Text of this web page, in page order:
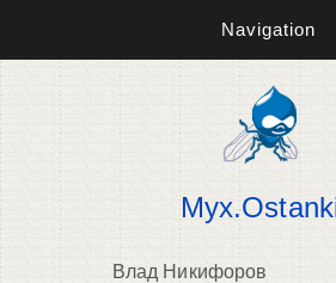
Navigation
Влад Никифоров